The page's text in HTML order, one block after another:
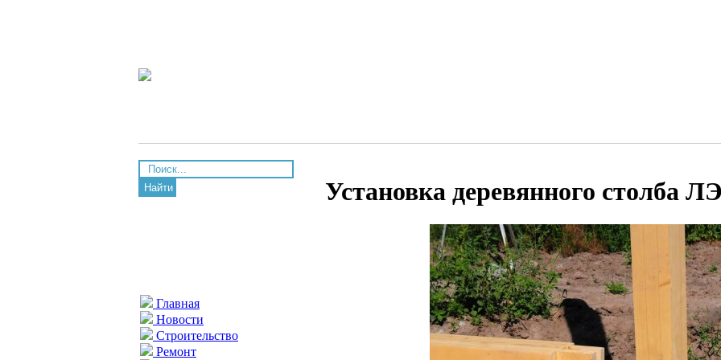
Найти
Главная
Новости
Строительство
Ремонт
Установка деревянного столба